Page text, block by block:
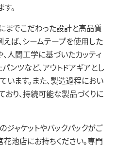
。
までこだわった設計と高品質
ば、シームテープを使用した
人間工学に基づいたカッティ
ンツなど、アウトドアギアとし
ます。また、製造過程におい
り、持続可能な製品づくりに
ジャケットやバックパックがご
池店にお持ちください。専門